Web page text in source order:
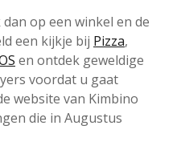
op een winkel en de
een kijkje bij Pizza,
en ontdek geweldige
voordat u gaat
website van Kimbino
die in Augustus